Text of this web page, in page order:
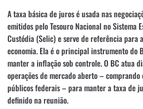
A taxa básica de juros é usada nas
emitidos pelo Tesouro Nacional no Sistema
Custódia (Selic) e serve de referência para
economia. Ela é o principal instrumento do
manter a inflação sob controle. O BC atua
operações de mercado aberto –
públicos federais – para manter a taxa de
definido na reunião.